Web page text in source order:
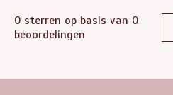
0 sterren op basis van 0
beoordelingen